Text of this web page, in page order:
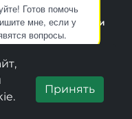
Готов помочь
мне, если у
вопросы.
Условия техподдержки
BXPROGER
Принять